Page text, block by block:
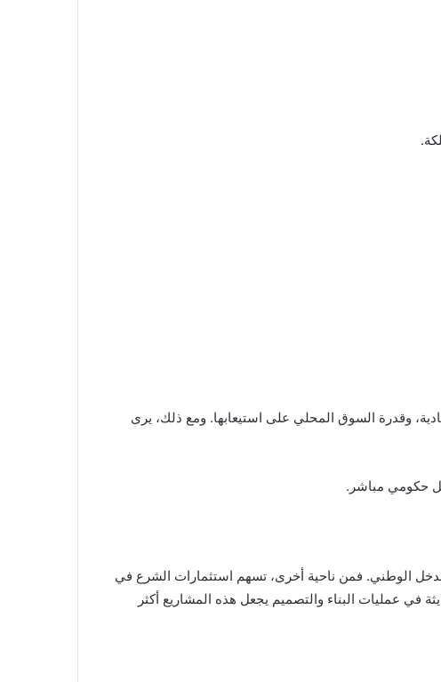
وقدرة السوق المحلي على استيعابها. ومع ذلك، يرى
حكومي مباشر.
رؤية السعودية 2030، التي تهدف إلى تنويع مصادر الدخل الوطني. فمن ناحية أخرى، تسهم استثمارات الشرع في
في عمليات البناء والتصميم يجعل هذه المشاريع أكثر